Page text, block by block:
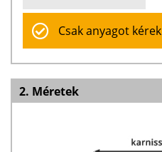
Csak anyagot kérek
2. Méretek